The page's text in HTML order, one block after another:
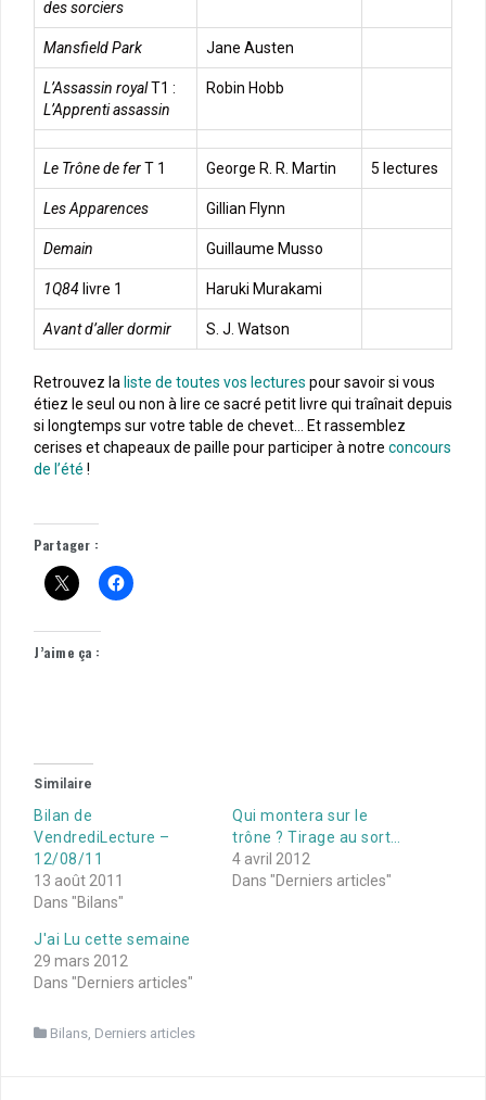
des sorciers
Mansfield Park Jane Austen
L’Assassin royalT1 :
L’Apprenti assassin
Robin Hobb
Le Trône de ferT 1 George R. R. Martin 5 lectures
Les Apparences Gillian Flynn
Demain Guillaume Musso
1Q84livre 1 Haruki Murakami
Avant d’aller dormir S. J. Watson
Retrouvez la liste de toutes vos lectures pour savoir si vous
étiez le seul ou non à lire ce sacré petit livre qui traînait depuis
si longtemps sur votre table de chevet… Et rassemblez
cerises et chapeaux de paille pour participer à notre concours
de l’été !
Partager :
J’aime ça :
Similaire
Bilan de
VendrediLecture –
12/08/11
13 août 2011
Dans "Bilans"
Qui montera sur le
trône ? Tirage au sort…
4 avril 2012
Dans "Derniers articles"
J'ai Lu cette semaine
29 mars 2012
Dans "Derniers articles"
Bilans Derniers articles